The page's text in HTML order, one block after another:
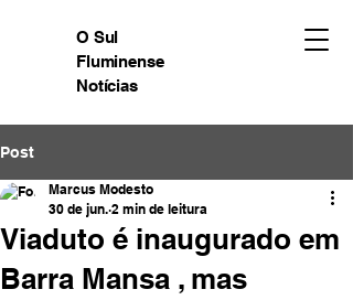
O Sul
Fluminense
Notícias
Post
Viaduto é inaugurado em
Barra Mansa , mas
Marcus Modesto
30 de jun. 2 min de leitura